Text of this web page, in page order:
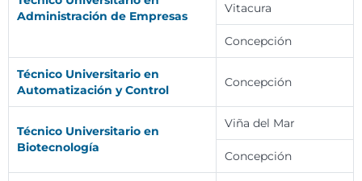
Administración de Empresas
Vitacura
Concepción
Técnico Universitario en
Automatización y Control
Concepción
Técnico Universitario en
Biotecnología
Viña del Mar
Concepción